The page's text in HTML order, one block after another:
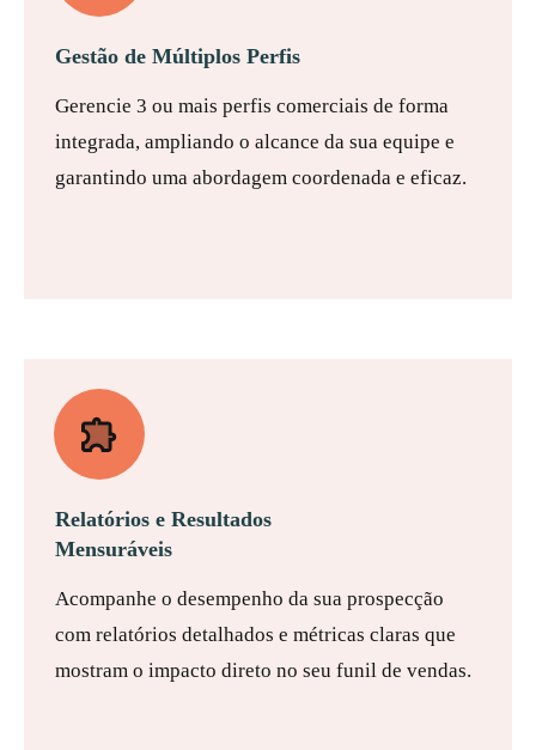
Gestão de Múltiplos Perfis
Gerencie 3 ou mais perfis comerciais de forma
integrada, ampliando o alcance da sua equipe e
garantindo uma abordagem coordenada e eficaz.
Relatórios e Resultados
Mensuráveis
Acompanhe o desempenho da sua prospecção
com relatórios detalhados e métricas claras que
mostram o impacto direto no seu funil de vendas.